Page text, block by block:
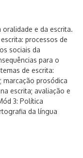
e da escrita.
processos de
sociais da
para o
de escrita:
prosódica
escrita; avaliação e
3: Política
da língua